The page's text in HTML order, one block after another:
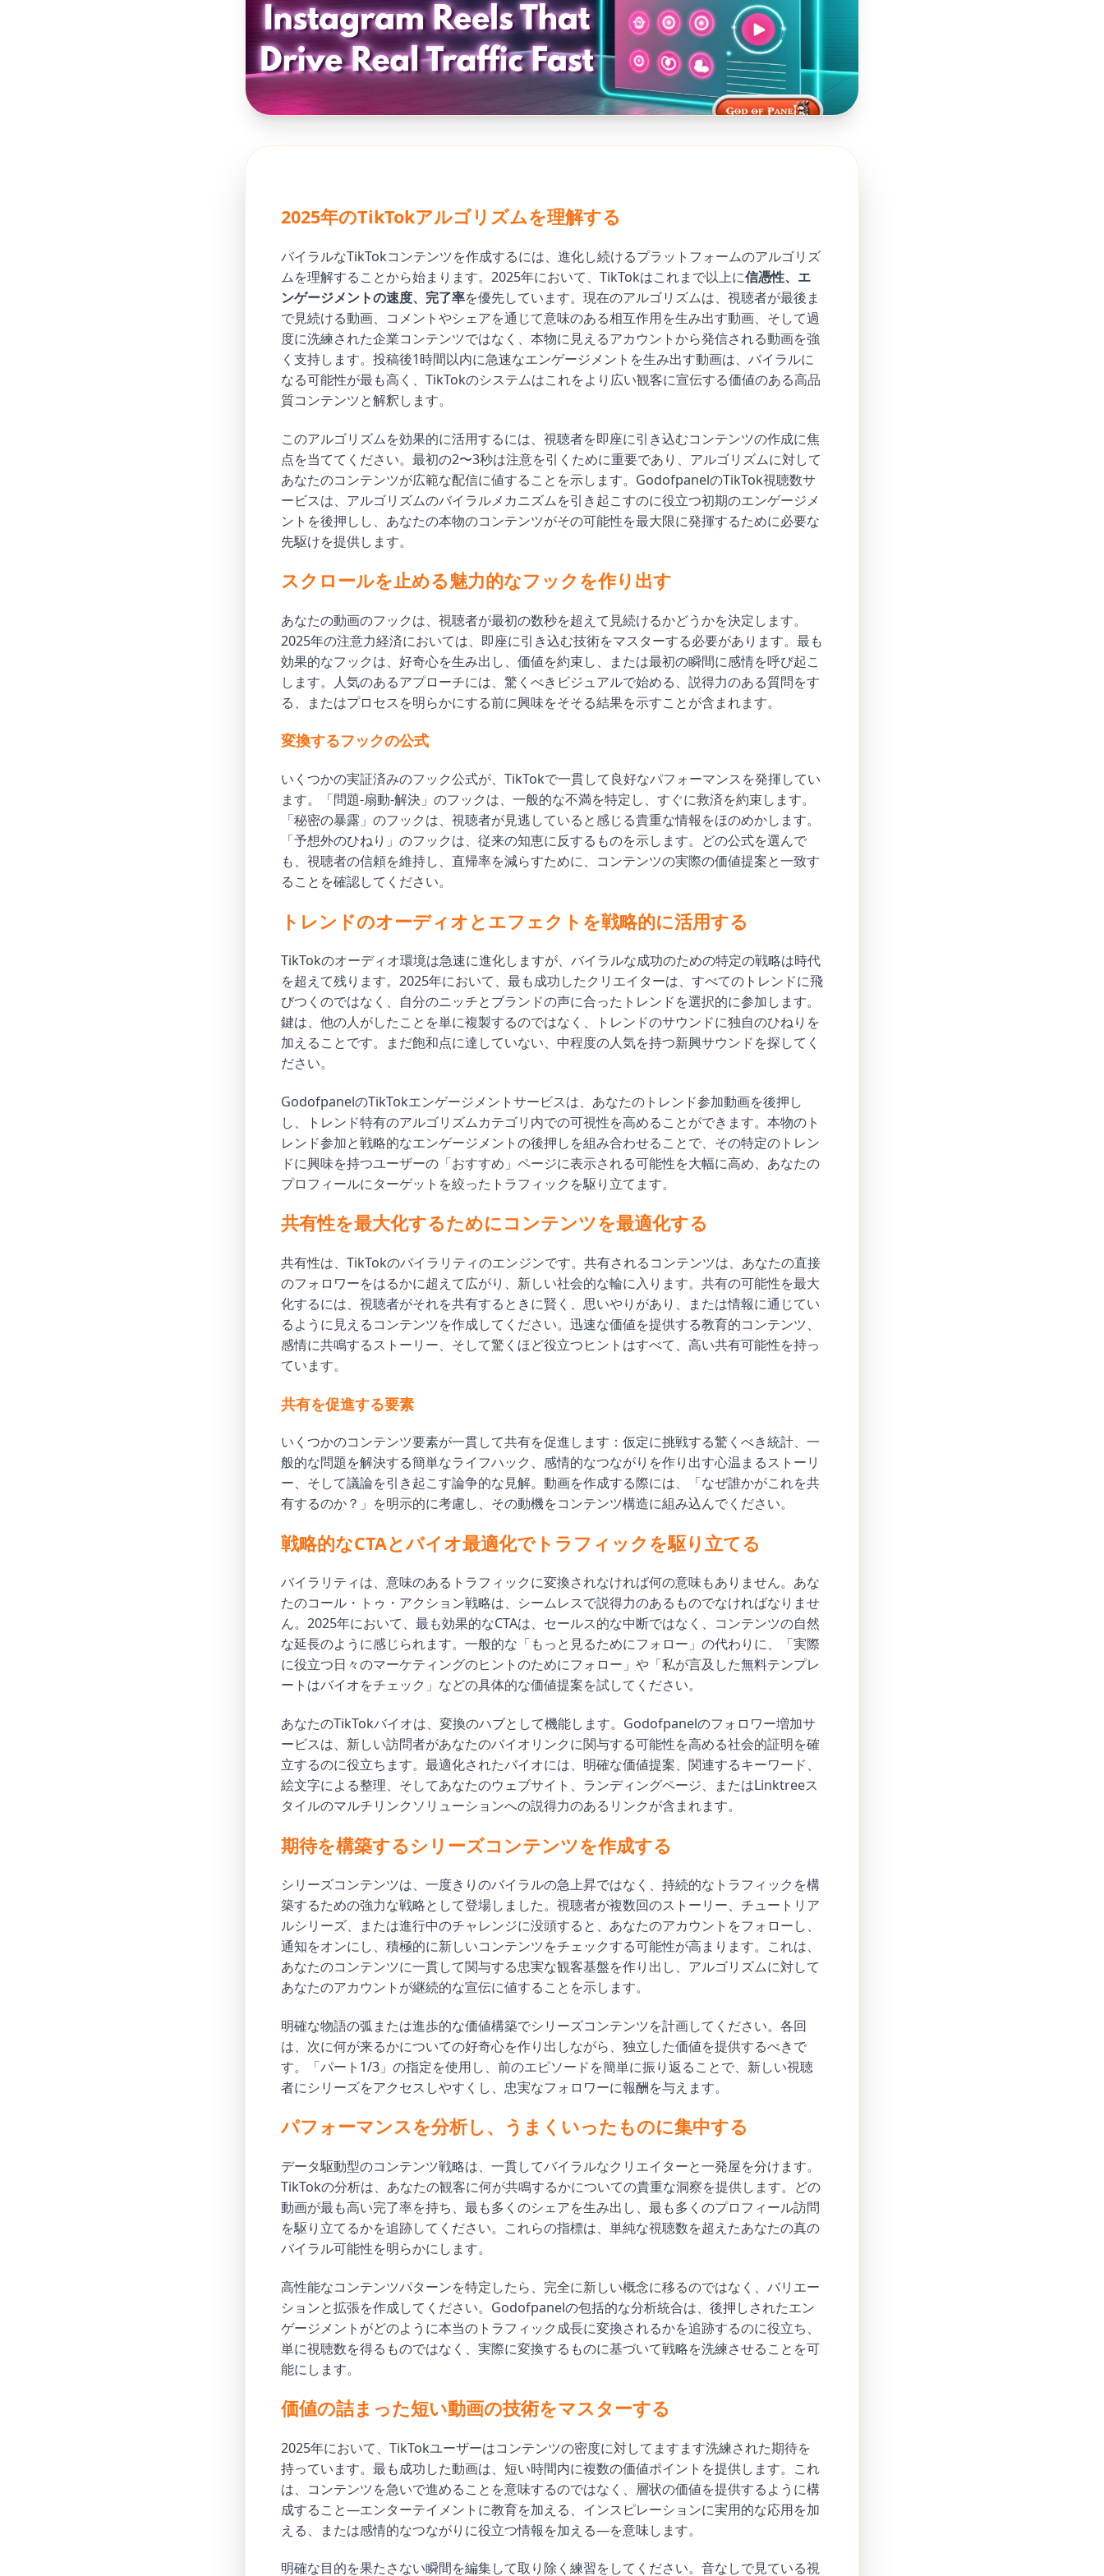
2025年のTikTokアルゴリズムを理解する
バイラルなTikTokコンテンツを作成するには、進化し続けるプラットフォームのアルゴリズ
ムを理解することから始まります。2025年において、TikTokはこれまで以上に信憑性、エ
ンゲージメントの速度、完了率を優先しています。現在のアルゴリズムは、視聴者が最後ま
で見続ける動画、コメントやシェアを通じて意味のある相互作用を生み出す動画、そして過
度に洗練された企業コンテンツではなく、本物に見えるアカウントから発信される動画を強
く支持します。投稿後1時間以内に急速なエンゲージメントを生み出す動画は、バイラルに
なる可能性が最も高く、TikTokのシステムはこれをより広い観客に宣伝する価値のある高品
質コンテンツと解釈します。
このアルゴリズムを効果的に活用するには、視聴者を即座に引き込むコンテンツの作成に焦
点を当ててください。最初の2〜3秒は注意を引くために重要であり、アルゴリズムに対して
あなたのコンテンツが広範な配信に値することを示します。GodofpanelのTikTok視聴数サ
ービスは、アルゴリズムのバイラルメカニズムを引き起こすのに役立つ初期のエンゲージメ
ントを後押しし、あなたの本物のコンテンツがその可能性を最大限に発揮するために必要な
先駆けを提供します。
スクロールを止める魅力的なフックを作り出す
あなたの動画のフックは、視聴者が最初の数秒を超えて見続けるかどうかを決定します。
2025年の注意力経済においては、即座に引き込む技術をマスターする必要があります。最も
効果的なフックは、好奇心を生み出し、価値を約束し、または最初の瞬間に感情を呼び起こ
します。人気のあるアプローチには、驚くべきビジュアルで始める、説得力のある質問をす
る、またはプロセスを明らかにする前に興味をそそる結果を示すことが含まれます。
変換するフックの公式
いくつかの実証済みのフック公式が、TikTokで一貫して良好なパフォーマンスを発揮してい
ます。「問題-扇動-解決」のフックは、一般的な不満を特定し、すぐに救済を約束します。
「秘密の暴露」のフックは、視聴者が見逃していると感じる貴重な情報をほのめかします。
「予想外のひねり」のフックは、従来の知恵に反するものを示します。どの公式を選んで
も、視聴者の信頼を維持し、直帰率を減らすために、コンテンツの実際の価値提案と一致す
ることを確認してください。
トレンドのオーディオとエフェクトを戦略的に活用する
TikTokのオーディオ環境は急速に進化しますが、バイラルな成功のための特定の戦略は時代
を超えて残ります。2025年において、最も成功したクリエイターは、すべてのトレンドに飛
びつくのではなく、自分のニッチとブランドの声に合ったトレンドを選択的に参加します。
鍵は、他の人がしたことを単に複製するのではなく、トレンドのサウンドに独自のひねりを
加えることです。まだ飽和点に達していない、中程度の人気を持つ新興サウンドを探してく
ださい。
GodofpanelのTikTokエンゲージメントサービスは、あなたのトレンド参加動画を後押し
し、トレンド特有のアルゴリズムカテゴリ内での可視性を高めることができます。本物のト
レンド参加と戦略的なエンゲージメントの後押しを組み合わせることで、その特定のトレン
ドに興味を持つユーザーの「おすすめ」ページに表示される可能性を大幅に高め、あなたの
プロフィールにターゲットを絞ったトラフィックを駆り立てます。
共有性を最大化するためにコンテンツを最適化する
共有性は、TikTokのバイラリティのエンジンです。共有されるコンテンツは、あなたの直接
のフォロワーをはるかに超えて広がり、新しい社会的な輪に入ります。共有の可能性を最大
化するには、視聴者がそれを共有するときに賢く、思いやりがあり、または情報に通じてい
るように見えるコンテンツを作成してください。迅速な価値を提供する教育的コンテンツ、
感情に共鳴するストーリー、そして驚くほど役立つヒントはすべて、高い共有可能性を持っ
ています。
共有を促進する要素
いくつかのコンテンツ要素が一貫して共有を促進します：仮定に挑戦する驚くべき統計、一
般的な問題を解決する簡単なライフハック、感情的なつながりを作り出す心温まるストーリ
ー、そして議論を引き起こす論争的な見解。動画を作成する際には、「なぜ誰かがこれを共
有するのか？」を明示的に考慮し、その動機をコンテンツ構造に組み込んでください。
戦略的なCTAとバイオ最適化でトラフィックを駆り立てる
バイラリティは、意味のあるトラフィックに変換されなければ何の意味もありません。あな
たのコール・トゥ・アクション戦略は、シームレスで説得力のあるものでなければなりませ
ん。2025年において、最も効果的なCTAは、セールス的な中断ではなく、コンテンツの自然
な延長のように感じられます。一般的な「もっと見るためにフォロー」の代わりに、「実際
に役立つ日々のマーケティングのヒントのためにフォロー」や「私が言及した無料テンプレ
ートはバイオをチェック」などの具体的な価値提案を試してください。
あなたのTikTokバイオは、変換のハブとして機能します。Godofpanelのフォロワー増加サ
ービスは、新しい訪問者があなたのバイオリンクに関与する可能性を高める社会的証明を確
立するのに役立ちます。最適化されたバイオには、明確な価値提案、関連するキーワード、
絵文字による整理、そしてあなたのウェブサイト、ランディングページ、またはLinktreeス
タイルのマルチリンクソリューションへの説得力のあるリンクが含まれます。
期待を構築するシリーズコンテンツを作成する
シリーズコンテンツは、一度きりのバイラルの急上昇ではなく、持続的なトラフィックを構
築するための強力な戦略として登場しました。視聴者が複数回のストーリー、チュートリア
ルシリーズ、または進行中のチャレンジに没頭すると、あなたのアカウントをフォローし、
通知をオンにし、積極的に新しいコンテンツをチェックする可能性が高まります。これは、
あなたのコンテンツに一貫して関与する忠実な観客基盤を作り出し、アルゴリズムに対して
あなたのアカウントが継続的な宣伝に値することを示します。
明確な物語の弧または進歩的な価値構築でシリーズコンテンツを計画してください。各回
は、次に何が来るかについての好奇心を作り出しながら、独立した価値を提供するべきで
す。「パート1/3」の指定を使用し、前のエピソードを簡単に振り返ることで、新しい視聴
者にシリーズをアクセスしやすくし、忠実なフォロワーに報酬を与えます。
パフォーマンスを分析し、うまくいったものに集中する
データ駆動型のコンテンツ戦略は、一貫してバイラルなクリエイターと一発屋を分けます。
TikTokの分析は、あなたの観客に何が共鳴するかについての貴重な洞察を提供します。どの
動画が最も高い完了率を持ち、最も多くのシェアを生み出し、最も多くのプロフィール訪問
を駆り立てるかを追跡してください。これらの指標は、単純な視聴数を超えたあなたの真の
バイラル可能性を明らかにします。
高性能なコンテンツパターンを特定したら、完全に新しい概念に移るのではなく、バリエー
ションと拡張を作成してください。Godofpanelの包括的な分析統合は、後押しされたエン
ゲージメントがどのように本当のトラフィック成長に変換されるかを追跡するのに役立ち、
単に視聴数を得るものではなく、実際に変換するものに基づいて戦略を洗練させることを可
能にします。
価値の詰まった短い動画の技術をマスターする
2025年において、TikTokユーザーはコンテンツの密度に対してますます洗練された期待を
持っています。最も成功した動画は、短い時間内に複数の価値ポイントを提供します。これ
は、コンテンツを急いで進めることを意味するのではなく、層状の価値を提供するように構
成すること—エンターテイメントに教育を加える、インスピレーションに実用的な応用を加
える、または感情的なつながりに役立つ情報を加える—を意味します。
明確な目的を果たさない瞬間を編集して取り除く練習をしてください。音なしで見ている視